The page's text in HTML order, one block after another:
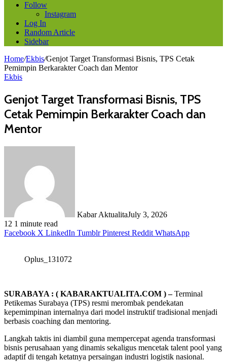
Follow
Instagram
Log In
Random Article
Sidebar
Home/Ekbis/Genjot Target Transformasi Bisnis, TPS Cetak
Pemimpin Berkarakter Coach dan Mentor
Ekbis
Genjot Target Transformasi Bisnis, TPS
Cetak Pemimpin Berkarakter Coach dan
Mentor
Kabar AktualitaJuly 3, 2026
12 1 minute read
Facebook X LinkedIn Tumblr Pinterest Reddit WhatsApp
Oplus_131072
SURABAYA : ( KABARAKTUALITA.COM ) –Terminal
Petikemas Surabaya (TPS) resmi merombak pendekatan
kepemimpinan internalnya dari model instruktif tradisional menjadi
berbasis coaching dan mentoring.
Langkah taktis ini diambil guna mempercepat agenda transformasi
bisnis perusahaan yang dinamis sekaligus mencetak talent pool yang
adaptif di tengah ketatnya persaingan industri logistik nasional.